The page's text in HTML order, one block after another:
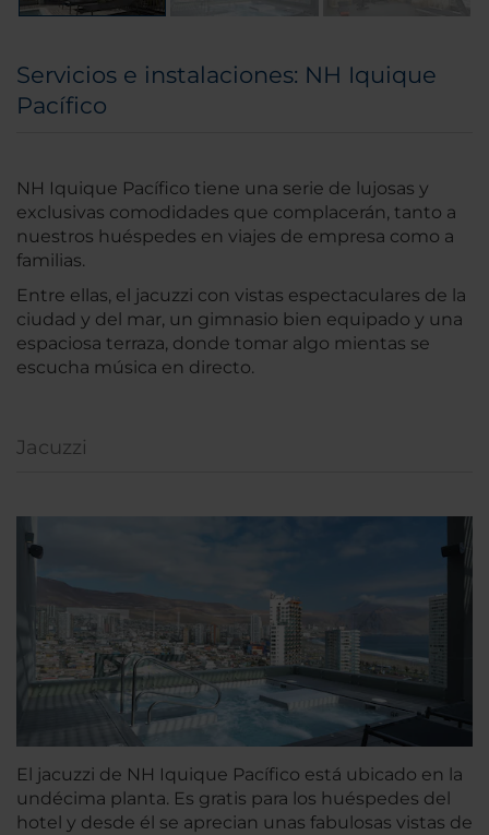
Servicios e instalaciones: NH Iquique
Pacífico
NH Iquique Pacífico tiene una serie de lujosas y
exclusivas comodidades que complacerán, tanto a
nuestros huéspedes en viajes de empresa como a
familias.
Entre ellas, el jacuzzi con vistas espectaculares de la
ciudad y del mar, un gimnasio bien equipado y una
espaciosa terraza, donde tomar algo mientas se
escucha música en directo.
Jacuzzi
El jacuzzi de NH Iquique Pacífico está ubicado en la
undécima planta. Es gratis para los huéspedes del
hotel y desde él se aprecian unas fabulosas vistas de